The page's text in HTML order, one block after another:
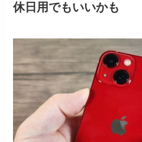
休日用でもいいかも